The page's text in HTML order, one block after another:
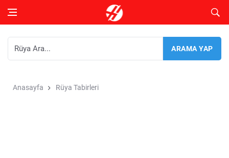
Anasayfa Rüya Tabirleri